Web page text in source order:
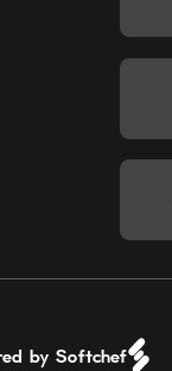
by Softchef